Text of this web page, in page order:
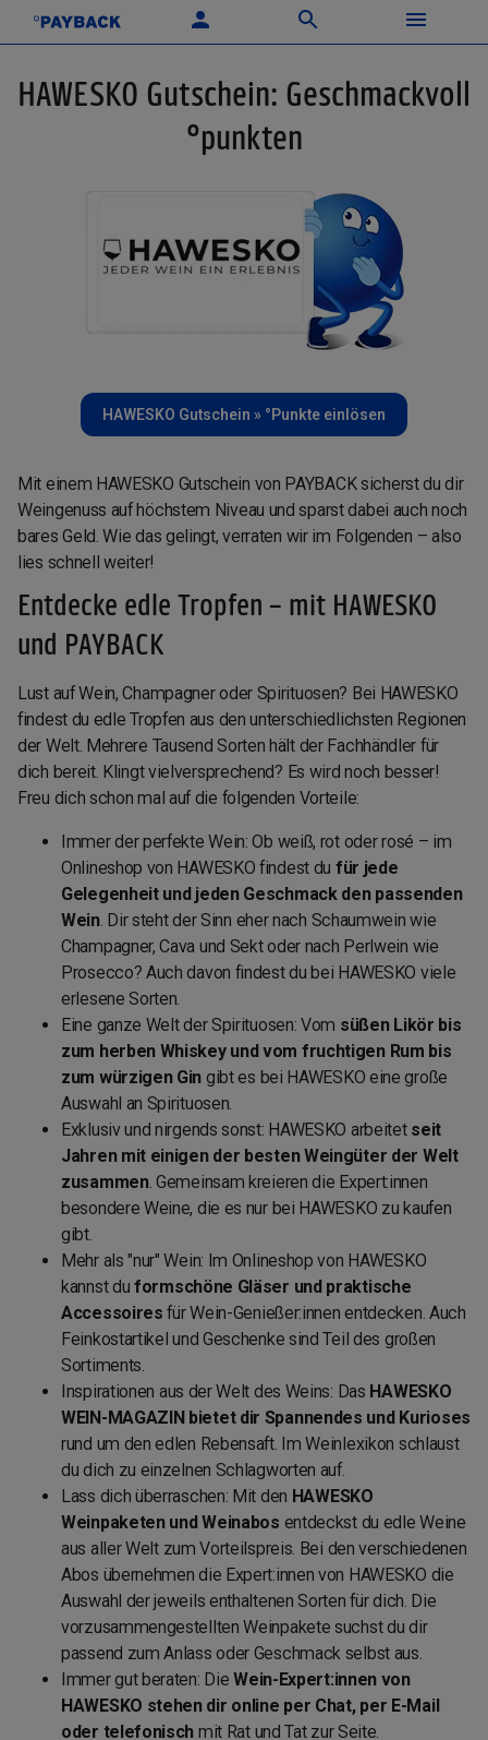
HAWESKO Gutschein: Geschmackvoll
°punkten
HAWESKO Gutschein » °Punkte einlösen
Mit einem HAWESKO Gutschein von PAYBACK sicherst du dir
Weingenuss auf höchstem Niveau und sparst dabei auch noch
bares Geld. Wie das gelingt, verraten wir im Folgenden – also
lies schnell weiter!
Entdecke edle Tropfen – mit HAWESKO
und PAYBACK
Lust auf Wein, Champagner oder Spirituosen? Bei HAWESKO
findest du edle Tropfen aus den unterschiedlichsten Regionen
der Welt. Mehrere Tausend Sorten hält der Fachhändler für
dich bereit. Klingt vielversprechend? Es wird noch besser!
Freu dich schon mal auf die folgenden Vorteile:
Immer der perfekte Wein: Ob weiß, rot oder rosé – im
Onlineshop von HAWESKO findest du für jede
Gelegenheit und jeden Geschmack den passenden
Wein. Dir steht der Sinn eher nach Schaumwein wie
Champagner, Cava und Sekt oder nach Perlwein wie
Prosecco? Auch davon findest du bei HAWESKO viele
erlesene Sorten.
Eine ganze Welt der Spirituosen: Vom süßen Likör bis
zum herben Whiskey und vom fruchtigen Rum bis
zum würzigen Gin gibt es bei HAWESKO eine große
Auswahl an Spirituosen.
Exklusiv und nirgends sonst: HAWESKO arbeitet seit
Jahren mit einigen der besten Weingüter der Welt
zusammen. Gemeinsam kreieren die Expert:innen
besondere Weine, die es nur bei HAWESKO zu kaufen
gibt.
Mehr als "nur" Wein: Im Onlineshop von HAWESKO
kannst du formschöne Gläser und praktische
Accessoires für Wein-Genießer:innen entdecken. Auch
Feinkostartikel und Geschenke sind Teil des großen
Sortiments.
Inspirationen aus der Welt des Weins: Das HAWESKO
WEIN-MAGAZIN bietet dir Spannendes und Kurioses
rund um den edlen Rebensaft. Im Weinlexikon schlaust
du dich zu einzelnen Schlagworten auf.
Lass dich überraschen: Mit den HAWESKO
Weinpaketen und Weinabos entdeckst du edle Weine
aus aller Welt zum Vorteilspreis. Bei den verschiedenen
Abos übernehmen die Expert:innen von HAWESKO die
Auswahl der jeweils enthaltenen Sorten für dich. Die
vorzusammengestellten Weinpakete suchst du dir
passend zum Anlass oder Geschmack selbst aus.
Immer gut beraten: DieWein-Expert:innen von
HAWESKO stehen dir online per Chat, per E-Mail
oder telefonisch mit Rat und Tat zur Seite.